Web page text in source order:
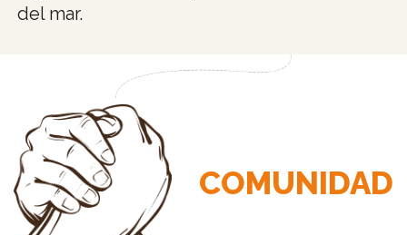
del mar.
COMUNIDAD